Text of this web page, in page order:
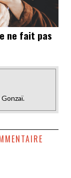
ne fait pas